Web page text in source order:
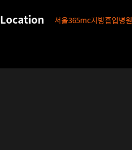
서울365mc지방흡입병원